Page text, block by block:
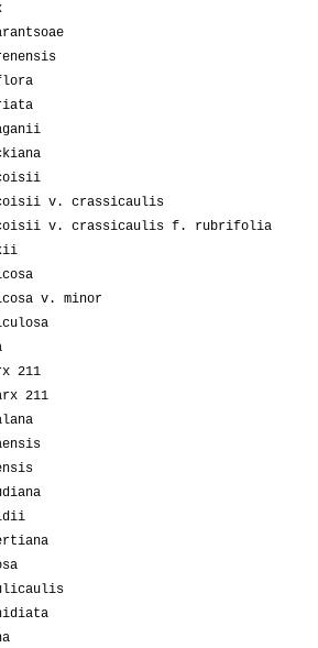
v. crassicaulis
v. crassicaulis f. rubrifolia
v. minor
211
211